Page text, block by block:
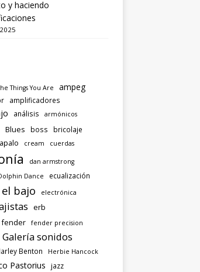
y haciendo
Things You Are ampeg
amplificadores
análisis armónicos
Blues boss
bricolaje
cream cuerdas
dan armstrong
Dance ecualización
bajo electrónica
erb
fender fender precision
Galería sonidos
Benton Herbie Hancock
Pastorius jazz